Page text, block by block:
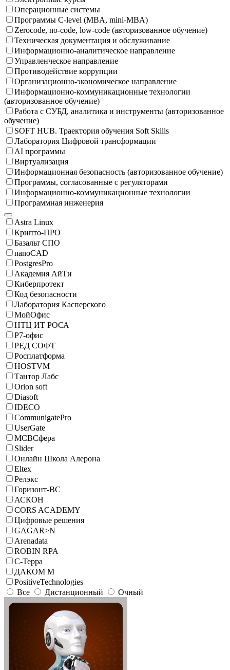
Операционные системы
Программы C-level (MBA, mini-MBA)
Zerocode, no-code, low-code (авторизованное обучение)
Техническая документация и обслуживание
Информационно-аналитическое направление
Управленческое направление
Противодействие коррупции
Организационно-экономическое направление
Информационно-коммуникационные технологии
(авторизованное обучение)
Работа с СУБД, аналитика и инструменты (авторизованное
обучение)
SOFT HUB. Траектория обучения Soft Skills
Лаборатория Цифровой трансформации
AI программы
Виртуализация
Информационная безопасность (авторизованное обучение)
Программы, согласованные с регуляторами
Информационно-коммуникационные технологии
Программная инженерия
Astra Linux
Крипто-ПРО
Базальт СПО
nanoCAD
PostgresPro
Академия АйТи
Киберпротект
Код безопасности
Лаборатория Касперского
МойОфис
НТЦ ИТ РОСА
Р7-офис
РЕД СОФТ
Росплатформа
HOSTVM
Тантор Лабс
Orion soft
Diasoft
IDECO
CommunigatePro
UserGate
МСВСфера
Slider
Онлайн Школа Алерона
Eltex
Релэкс
Горизонт-ВС
АСКОН
CORS ACADEMY
Цифровые решения
GAGAR>N
Arenadata
ROBIN RPA
С-Терра
ДАКОМ М
PositiveTechnologies
Все
Дистанционный Очный